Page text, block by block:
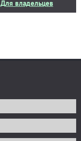
Для владельцев